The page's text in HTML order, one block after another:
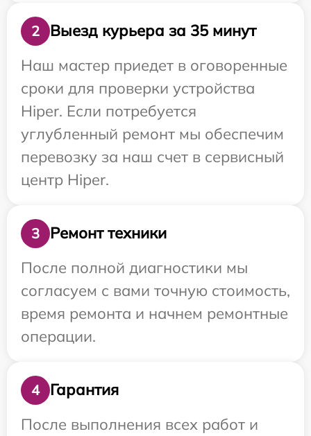
2
Выезд курьера за 35 минут
Наш мастер приедет в оговоренные
сроки для проверки устройства
Hiper. Если потребуется
углубленный ремонт мы обеспечим
перевозку за наш счет в сервисный
центр Hiper.
3
Ремонт техники
После полной диагностики мы
согласуем с вами точную стоимость,
время ремонта и начнем ремонтные
операции.
4
Гарантия
После выполнения всех работ и